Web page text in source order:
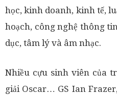
học, kinh doanh, kinh tế,
hoạch, công nghệ thông
dục, tâm lý và âm nhạc.
Nhiều cựu sinh viên của
giải Oscar… GS Ian